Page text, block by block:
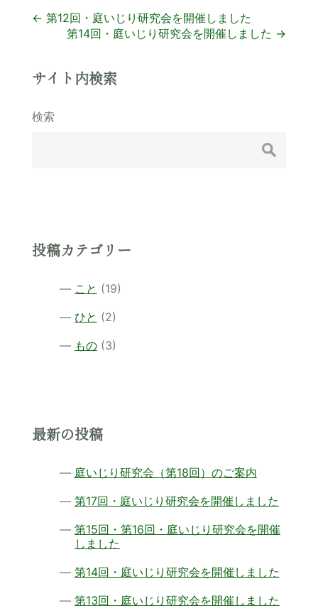
投
ナ
ゲ
← 第12回・庭いじり研究会を開催しました
第14回・庭いじり研究会を開催しました →
サイト内検索
検索
投稿カテゴリー
こと (19)
ひと (2)
もの(3)
最新の投稿
庭いじり研究会（第18回）のご案内
第17回・庭いじり研究会を開催しました
第15回・第16回・庭いじり研究会を開催
しました
第14回・庭いじり研究会を開催しました
第13回・庭いじり研究会を開催しました